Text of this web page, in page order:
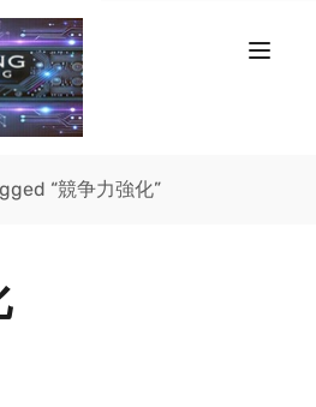
“競争力強化”